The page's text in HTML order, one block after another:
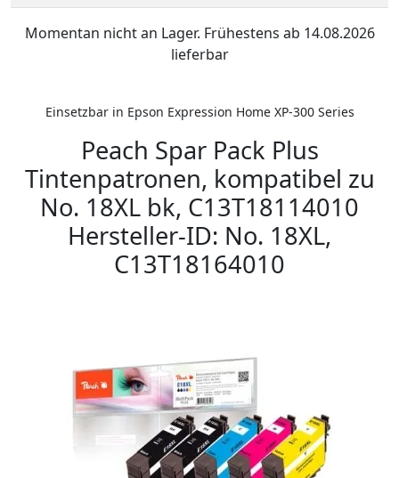
Momentan nicht an Lager. Frühestens ab 14.08.2026
lieferbar
Einsetzbar in Epson Expression Home XP-300 Series
Peach Spar Pack Plus
Tintenpatronen, kompatibel zu
No. 18XL bk, C13T18114010
Hersteller-ID: No. 18XL,
C13T18164010